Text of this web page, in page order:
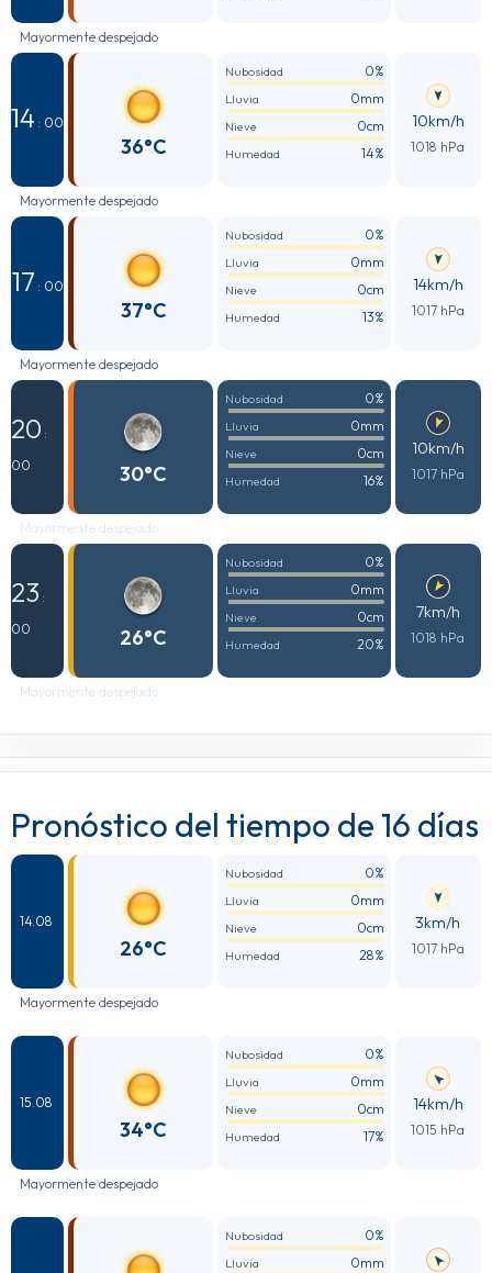
Mayormente despejado
14 : 00
36°C
Nubosidad 0%
Lluvia 0mm
Nieve 0cm
Humedad 14%
10km/h
1018 hPa
Mayormente despejado
17 : 00
37°C
Nubosidad 0%
Lluvia 0mm
Nieve 0cm
Humedad 13%
14km/h
1017 hPa
Mayormente despejado
20 :
00
30°C
Nubosidad 0%
Lluvia 0mm
Nieve 0cm
Humedad 16%
10km/h
1017 hPa
Mayormente despejado
23 :
00
26°C
Nubosidad 0%
Lluvia 0mm
Nieve 0cm
Humedad 20%
7km/h
1018 hPa
Mayormente despejado
Pronóstico del tiempo de 16 días
14.08
26°C
Nubosidad 0%
Lluvia 0mm
Nieve 0cm
Humedad 28%
3km/h
1017 hPa
Mayormente despejado
15.08
34°C
Nubosidad 0%
Lluvia 0mm
Nieve 0cm
Humedad 17%
14km/h
1015 hPa
Mayormente despejado
Nubosidad 0%
Lluvia 0mm